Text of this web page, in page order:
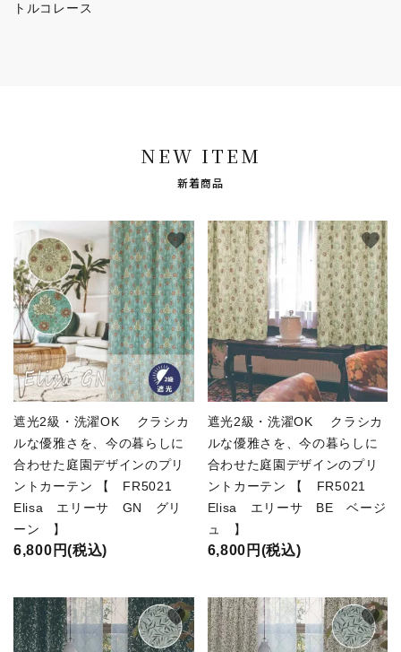
トルコレース
NEW ITEM
新着商品
遮光2級・洗濯OK クラシカ
ルな優雅さを、今の暮らしに
合わせた庭園デザインのプリ
ントカーテン 【 FR5021
Elisa エリーサ GN グリ
ーン 】
6,800円(税込)
favorite
遮光2級・洗濯OK クラシカ
ルな優雅さを、今の暮らしに
合わせた庭園デザインのプリ
ントカーテン 【 FR5021
Elisa エリーサ BE ベージ
ュ 】
6,800円(税込)
favorite
favorite favorite